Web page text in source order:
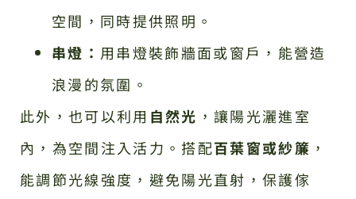
空間，同時提供照明。
串燈： 用串燈裝飾牆面或窗戶，能營造
浪漫的氛圍。
此外，也可以利用 自然光 ，讓陽光灑進室
內，為空間注入活力。搭配百葉窗或紗簾 ，
能調節光線強度，避免陽光直射，保護傢